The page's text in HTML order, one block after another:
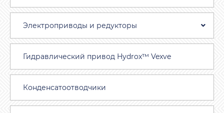
Электроприводы и редукторы
Гидравлический привод Hydrox™ Vexve
Конденсатоотводчики